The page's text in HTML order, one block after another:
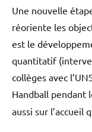
Une nouvelle
réoriente les
est le
quantitatif
collèges avec
Handball pendant
aussi sur l’accueil